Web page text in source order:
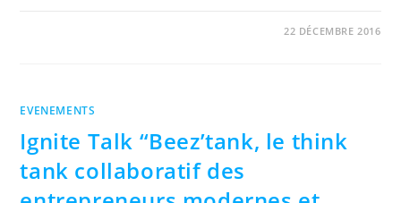
22 DÉCEMBRE 2016
EVENEMENTS
Ignite Talk “Beez’tank, le think
tank collaboratif des